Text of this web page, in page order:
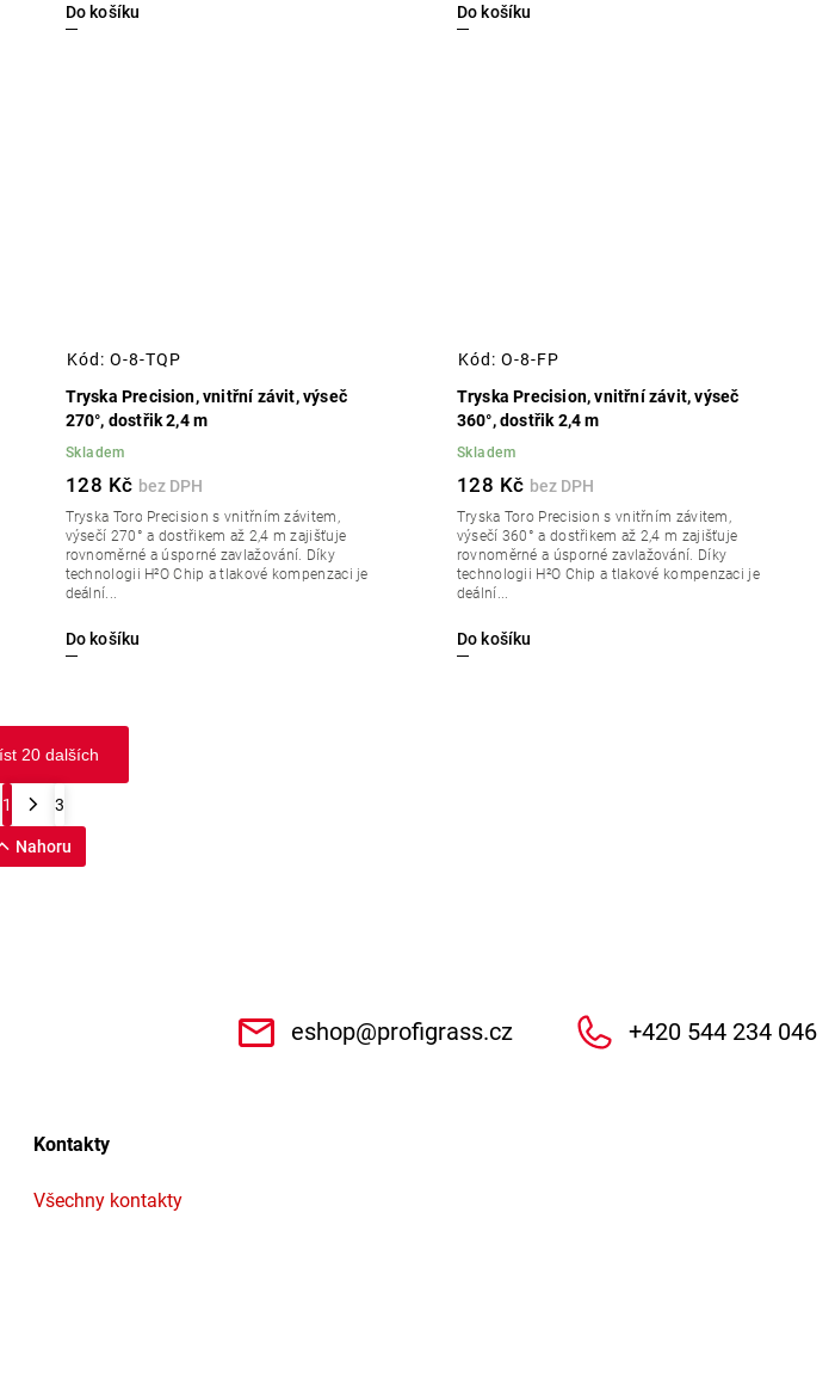
Do košíku Do košíku
Tryska Precision, vnitřní závit, výseč
270°, dostřik 2,4 m
Skladem
128 Kč
Do košíku
Tryska Toro Precision s vnitřním závitem,
výsečí 270° a dostřikem až 2,4 m zajišťuje
rovnoměrné a úsporné zavlažování. Díky
technologii H²O Chip a tlakové kompenzaci je
deální...
Kód: O-8-TQP
Tryska Precision, vnitřní závit, výseč
360°, dostřik 2,4 m
Skladem
128 Kč
Do košíku
Tryska Toro Precision s vnitřním závitem,
výsečí 360° a dostřikem až 2,4 m zajišťuje
rovnoměrné a úsporné zavlažování. Díky
technologii H²O Chip a tlakové kompenzaci je
deální...
Kód: O-8-FP
20 dalších
1 3
Nahoru
eshop@profigrass.cz +420 544 234 046
Kontakty
Všechny kontakty